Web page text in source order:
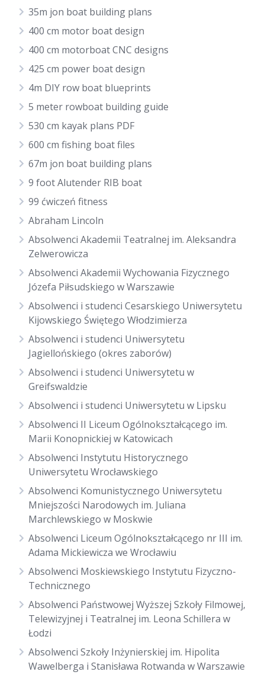
35m jon boat building plans
400 cm motor boat design
400 cm motorboat CNC designs
425 cm power boat design
4m DIY row boat blueprints
5 meter rowboat building guide
530 cm kayak plans PDF
600 cm fishing boat files
67m jon boat building plans
9 foot Alutender RIB boat
99 ćwiczeń fitness
Abraham Lincoln
Absolwenci Akademii Teatralnej im. Aleksandra
Zelwerowicza
Absolwenci Akademii Wychowania Fizycznego
Józefa Piłsudskiego w Warszawie
Absolwenci i studenci Cesarskiego Uniwersytetu
Kijowskiego Świętego Włodzimierza
Absolwenci i studenci Uniwersytetu
Jagiellońskiego (okres zaborów)
Absolwenci i studenci Uniwersytetu w
Greifswaldzie
Absolwenci i studenci Uniwersytetu w Lipsku
Absolwenci II Liceum Ogólnokształcącego im.
Marii Konopnickiej w Katowicach
Absolwenci Instytutu Historycznego
Uniwersytetu Wrocławskiego
Absolwenci Komunistycznego Uniwersytetu
Mniejszości Narodowych im. Juliana
Marchlewskiego w Moskwie
Absolwenci Liceum Ogólnokształcącego nr III im.
Adama Mickiewicza we Wrocławiu
Absolwenci Moskiewskiego Instytutu Fizyczno-
Technicznego
Absolwenci Państwowej Wyższej Szkoły Filmowej,
Telewizyjnej i Teatralnej im. Leona Schillera w
Łodzi
Absolwenci Szkoły Inżynierskiej im. Hipolita
Wawelberga i Stanisława Rotwanda w Warszawie